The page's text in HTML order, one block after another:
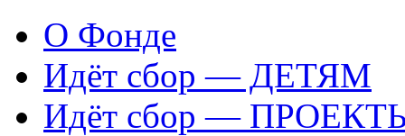
О Фонде
Идёт сбор — ДЕТЯМ
Идёт сбор —